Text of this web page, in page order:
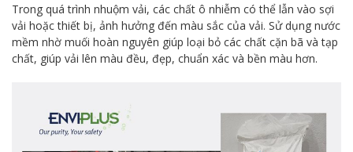
Trong quá trình nhuộm vải, các chất ô nhiễm có thể lẫn vào sợi
vải hoặc thiết bị, ảnh hưởng đến màu sắc của vải. Sử dụng nước
mềm nhờ muối hoàn nguyên giúp loại bỏ các chất cặn bã và tạp
chất, giúp vải lên màu đều, đẹp, chuẩn xác và bền màu hơn.